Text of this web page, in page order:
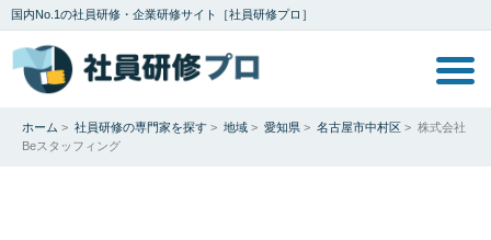
国内No.1の社員研修・企業研修サイト［社員研修プロ］
ホーム > 社員研修の専門家を探す > 地域 > 愛知県 > 名古屋市中村区 > 株式会社
Beスタッフィング